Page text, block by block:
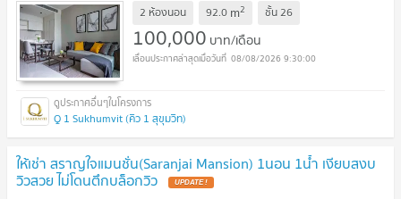
2 ห้องนอน 92.0 m2 ชั้น26
100,000 บาท/เดือน
08/08/2026 9:30:00
Q 1 Sukhumvit (คิว 1 สุขุมวิท)
ให้เช่า สราญใจแมนชั่น(Saranjai Mansion) 1นอน 1น้ำ เงียบสงบ
วิวสวย ไม่โดนตึกบล็อกวิว